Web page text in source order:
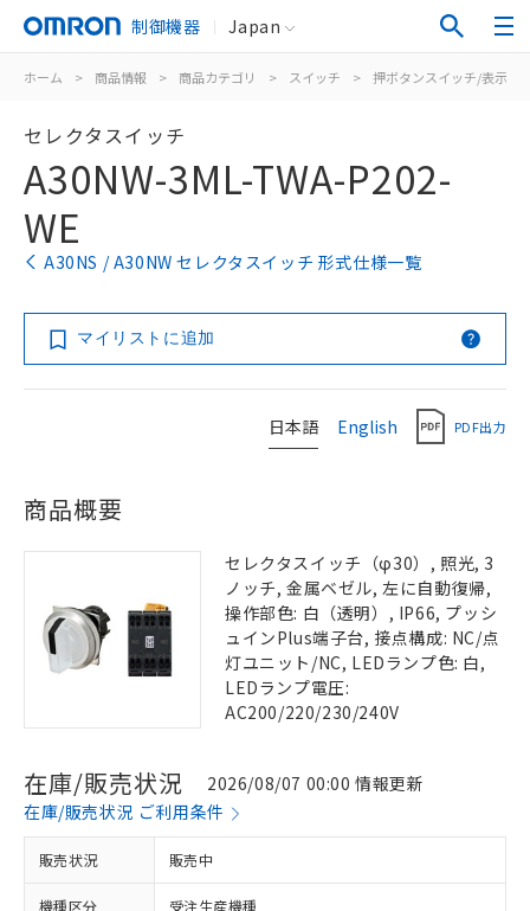
制御機器 Japan
ホーム > 商品情報 > 商品カテゴリ > スイッチ > 押ボタンスイッチ/表示灯
セレクタスイッチ
A30NW-3ML-TWA-P202-
WE
A30NS / A30NW セレクタスイッチ 形式仕様一覧
マイリストに追加
日本語 English PDF出力
商品概要
セレクタスイッチ（φ30）, 照光, 3
ノッチ, 金属ベゼル, 左に自動復帰,
操作部色: 白（透明）, IP66, プッシ
ュインPlus端子台, 接点構成: NC/点
灯ユニット/NC, LEDランプ色: 白,
LEDランプ電圧:
AC200/220/230/240V
在庫/販売状況
2026/08/07 00:00 情報更新
在庫/販売状況 ご利用条件
販売状況 販売中
機種区分 受注生産機種